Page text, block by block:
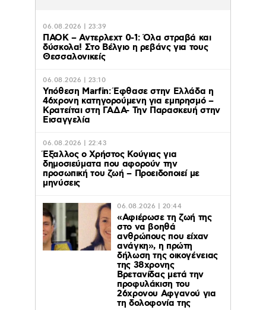
06.08.2026 | 23:39
ΠΑΟΚ – Αντερλεχτ 0-1: Όλα στραβά και
δύσκολα! Στο Βέλγιο η ρεβάνς για τους
Θεσσαλονικείς
06.08.2026 | 23:10
Υπόθεση Marfin: Έφθασε στην Ελλάδα η
46χρονη κατηγορούμενη για εμπρησμό –
Κρατείται στη ΓΑΔΑ- Την Παρασκευή στην
Εισαγγελία
06.08.2026 | 22:43
Έξαλλος ο Χρήστος Κούγιας για
δημοσιεύματα που αφορούν την
προσωπική του ζωή – Προειδοποιεί με
μηνύσεις
06.08.2026 | 20:44
«Αφιέρωσε τη ζωή της
στο να βοηθά
ανθρώπους που είχαν
ανάγκη», η πρώτη
δήλωση της οικογένειας
της 38χρονης
Βρετανίδας μετά την
προφυλάκιση του
26χρονου Αφγανού για
τη δολοφονία της